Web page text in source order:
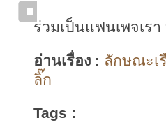
ร่วมเป็นแฟนเพจเร
อ่านเรื่อง : ลักษณะเ
ลิ๊ก
Tags :